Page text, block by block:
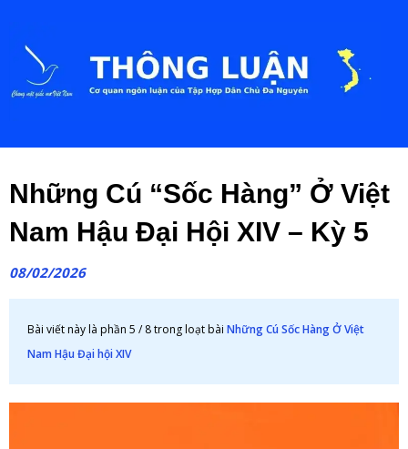
Những Cú “Sốc Hàng” Ở Việt
Nam Hậu Đại Hội XIV – Kỳ 5
08/02/2026
Bài viết này là phần 5 / 8 trong loạt bài Những Cú Sốc Hàng Ở Việt
Nam Hậu Đại hội XIV